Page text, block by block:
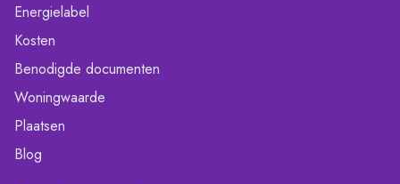
Energielabel
Kosten
Benodigde documenten
Woningwaarde
Plaatsen
Blog